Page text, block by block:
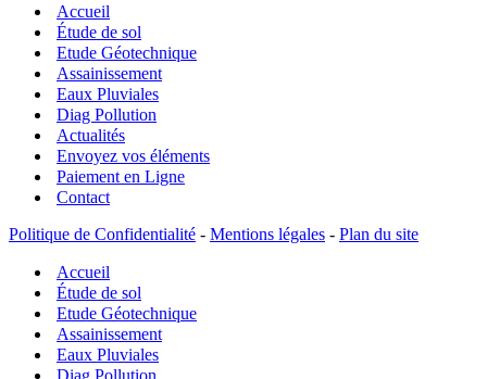
Collectif
Guide
IFAA
Accueil
Étude de sol
Etude Géotechnique
Assainissement
Eaux Pluviales
Diag Pollution
Actualités
Envoyez vos éléments
Paiement en Ligne
Contact
Politique de Confidentialité - Mentions légales - Plan du site
Accueil
Étude de sol
Etude Géotechnique
Assainissement
Eaux Pluviales
Diag Pollution